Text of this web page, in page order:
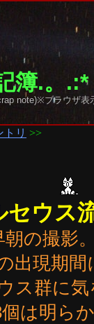
簿.。
note)※ブラウザ
トリ >>
セウス
の撮影
出現期
ス群に
は明ら